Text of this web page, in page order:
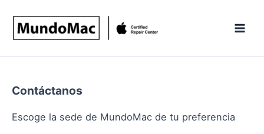
contenido
Contáctanos
Escoge la sede de MundoMac de tu preferencia